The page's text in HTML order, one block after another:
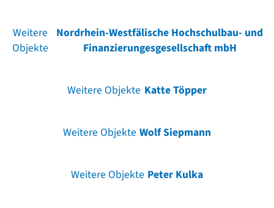
Weitere
Objekte
Nordrhein-Westfälische Hochschulbau- und
Finanzierungesgesellschaft mbH
Weitere Objekte Katte Töpper
Weitere Objekte Wolf Siepmann
Weitere Objekte Peter Kulka